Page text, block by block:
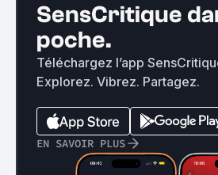
SensCritique
poche.
Téléchargez l’app
Explorez. Vibrez. Partagez.
EN SAVOIR PLUS